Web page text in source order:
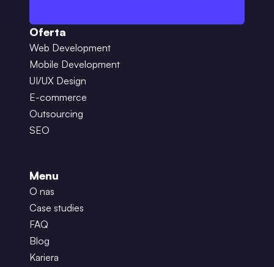
Oferta
Web Development
Mobile Development
UI/UX Design
E-commerce
Outsourcing
SEO
Menu
O nas
Case studies
FAQ
Blog
Kariera